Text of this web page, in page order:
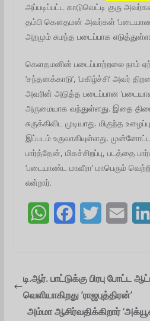
அப்படிப்பட்ட காடுவெட்டி குரு
தம்பி கௌதமன் அவர்கள்
அறமும் சுமந்த படைப்பாக
கெளதமனின் படைப்பாற்றலை நாம்
‘சந்தனக்காடு’, ‘மகிழ்ச்சி’ அவர்
அவரின் அடுத்த படைப்பான‌
அருமையாக வந்துள்ளது. இதை
சுருக்கிவிட முடியாது. மிகுந்த
இப்படம் உருவாகியுள்ளது.
பார்த்தேன், மிகச்சிறப்பு, படத்தை
‘படையாண்ட மாவீரா’ மாபெரும்
என்றார்.
W
t
s
e
b
t
t
i
l
டி.ஆர். பாட்டுக்கு பிரபு போட்ட
வெளியாகிறது ’ராஜபுத்திரன்’
அம்மா ஆசிர்வதிக்கிறார்